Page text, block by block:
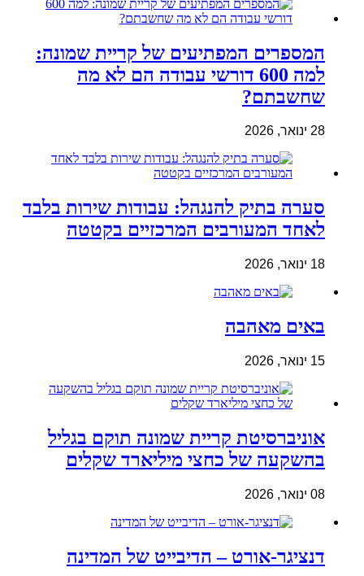
המספרים המפתיעים של קריית שמונה:
למה 600 דורשי עבודה הם לא מה
שחשבתם?
28 ינואר, 2026
סערה בתיק להנגהל: עבודות שירות בלבד
לאחד המעורבים המרכזיים בקטטה
18 ינואר, 2026
באים מאהבה
15 ינואר, 2026
אוניברסיטת קריית שמונה תוקם בגליל
בהשקעה של כחצי מיליארד שקלים
08 ינואר, 2026
דנציגר-אורט – הדיבייט של המדינה